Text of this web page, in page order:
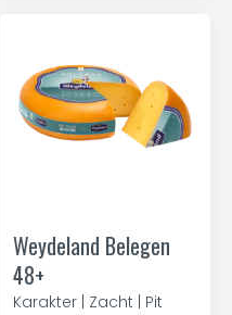
Weydeland Belegen
48+
Karakter | Zacht | Pit